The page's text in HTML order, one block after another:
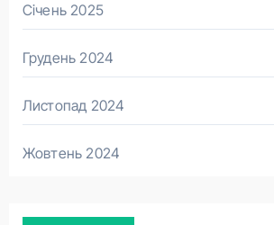
Січень 2025
Грудень 2024
Листопад 2024
Жовтень 2024